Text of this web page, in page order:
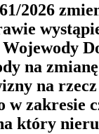
2026
na
na
w zakresie
który